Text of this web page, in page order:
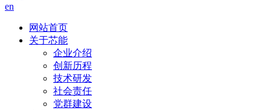
en
网站首页
关于芯能
企业介绍
创新历程
技术研发
社会责任
党群建设